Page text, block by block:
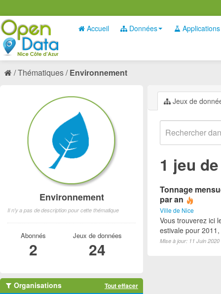
Accueil Données Applications
Thématiques Environnement
Jeux de
1 jeu
Tonnage
par an
Ville de Nice
Vous trouverez ici
estivale pour
Mise à jour: 11 Juin 2020
Environnement
Il n'y a pas de description pour cette thématique
Abonnés
2
Jeux de données
24
Organisations Tout effacer